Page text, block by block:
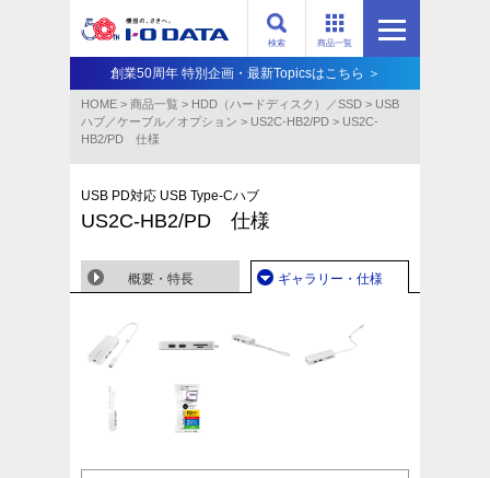
商品一覧
検索
創業50周年 特別企画・最新Topicsはこちら ＞
HOME > 商品一覧 > HDD（ハードディスク）／SSD > USB
ハブ／ケーブル／オプション > US2C-HB2/PD > US2C-
HB2/PD 仕様
USB PD対応 USB Type-Cハブ
US2C-HB2/PD 仕様
概要・特長 ギャラリー・仕様